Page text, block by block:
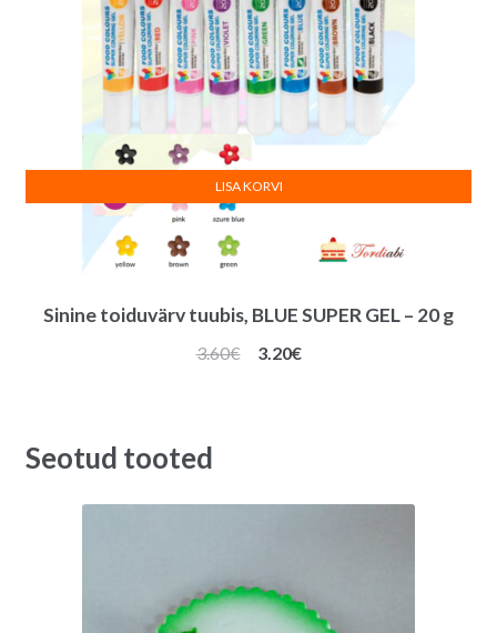
Sinine toiduvärv tuubis, BLUE SUPER GEL – 20 g
3.60€
Algne
3.20€Praegune
LISA KORVI
Seotud tooted